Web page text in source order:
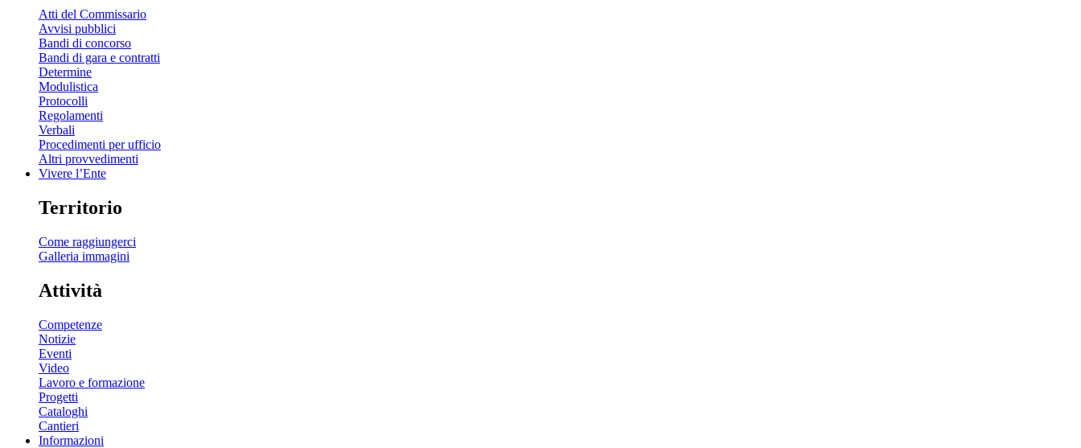
Atti del Commissario
Avvisi pubblici
Bandi di concorso
Bandi di gara e contratti
Determine
Modulistica
Protocolli
Regolamenti
Verbali
Procedimenti per ufficio
Altri provvedimenti
Vivere l’Ente
Territorio
Come raggiungerci
Galleria immagini
Attività
Competenze
Notizie
Eventi
Video
Lavoro e formazione
Progetti
Cataloghi
Cantieri
Informazioni